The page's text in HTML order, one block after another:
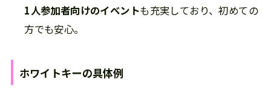
1人参加者向けのイベントも充実しており、初めての
方でも安心。
ホワイトキーの具体例